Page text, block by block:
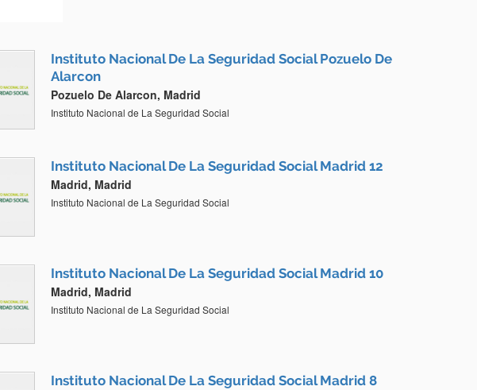
Instituto Nacional De La Seguridad Social Pozuelo De
Alarcon
Pozuelo De Alarcon, Madrid
Instituto Nacional de La Seguridad Social
Instituto Nacional De La Seguridad Social Madrid 12
Madrid, Madrid
Instituto Nacional de La Seguridad Social
Instituto Nacional De La Seguridad Social Madrid 10
Madrid, Madrid
Instituto Nacional de La Seguridad Social
Instituto Nacional De La Seguridad Social Madrid 8